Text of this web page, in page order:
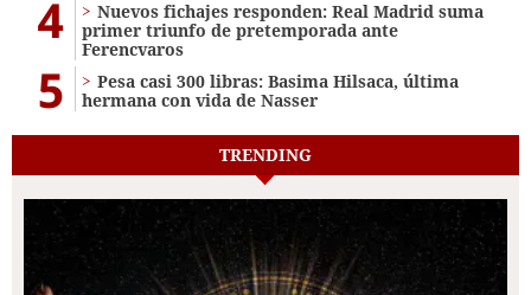
4
Nuevos fichajes responden: Real Madrid suma
primer triunfo de pretemporada ante
Ferencvaros
5
Pesa casi 300 libras: Basima Hilsaca, última
hermana con vida de Nasser
TRENDING